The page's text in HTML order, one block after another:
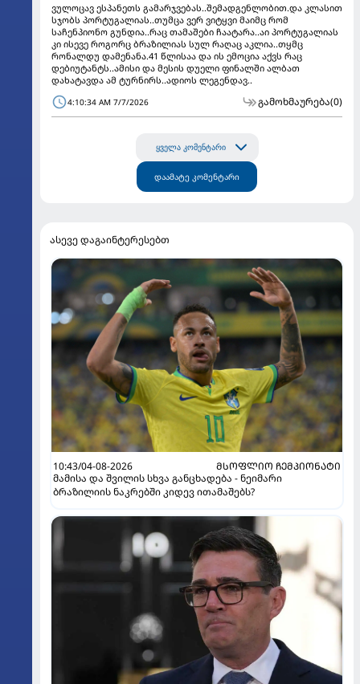
ვულოცავ ესპანეთს გამარჯვებას..შემადგენლობით.და კლასით
სჯობს პორტუგალიას..თუმცა ვერ ვიტყვი მაიმც რომ
საჩენპიონო გუნდია..რაც თამაშები ჩაატარა..აი პორტუგალიას
კი ისევე როგორც ბრაზილიას სულ რაღაც აკლია..თყმც
რონალდუ დამენანა.41 წლისაა და ის ემოცია აქვს რაც
დებიუტანტს..ამისი და მესის დუელი ფინალში ალბათ
დახატავდა ამ ტურნირს..ადიოს ლეგენდავ..
4:10:34 AM 7/7/2026 გამოხმაურება(0)
ყველა კომენტარი
დაამატე კომენტარი
ასევე დაგაინტერესებთ
10:43/04-08-2026
ᲛᲡᲝᲤᲚᲘᲝ ᲩᲔᲛᲞᲘᲝᲜᲐᲢᲘ
მამისა და შვილის სხვა განცხადება - ნეიმარი
ბრაზილიის ნაკრებში კიდევ ითამაშებს?